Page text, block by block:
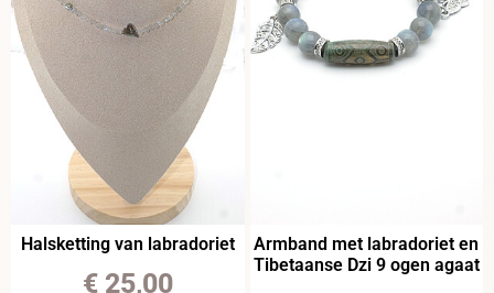
Halsketting van labradoriet
€25,00
Armband met labradoriet en
Tibetaanse Dzi 9 ogen agaat